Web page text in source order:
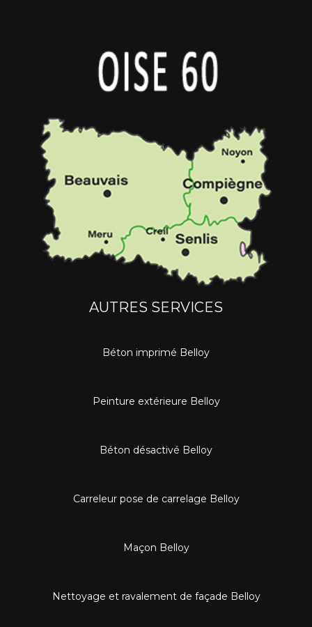
AUTRES SERVICES
Béton imprimé Belloy
Peinture extérieure Belloy
Béton désactivé Belloy
Carreleur pose de carrelage Belloy
Maçon Belloy
Nettoyage et ravalement de façade Belloy